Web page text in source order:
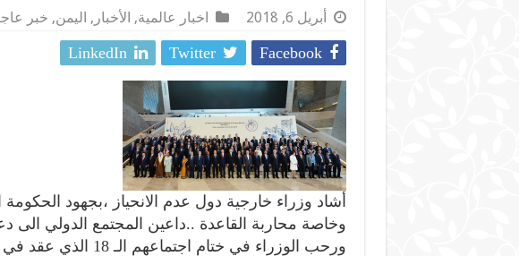
أبريل 6, 2018 اخبار عالمية, الأخبار , اليمن, خبر
Facebook
Twitter
LinkedIn
أشاد وزراء خارجية دول عدم الانحياز ،بجهود
وخاصة محاربة القاعدة ..داعين المجتمع الدولي الى
ورحب الوزراء في ختام